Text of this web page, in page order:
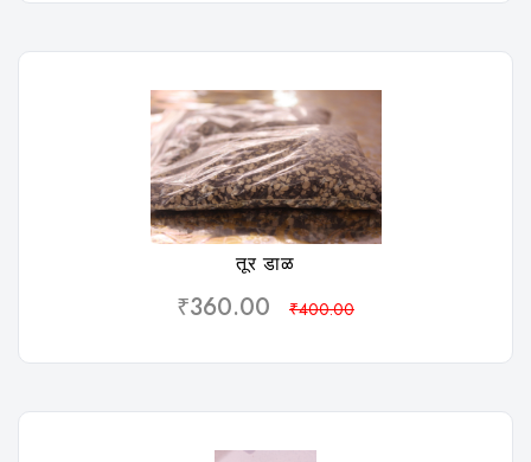
तूर डाळ
₹360.00 ₹400.00
विशलिस्ट